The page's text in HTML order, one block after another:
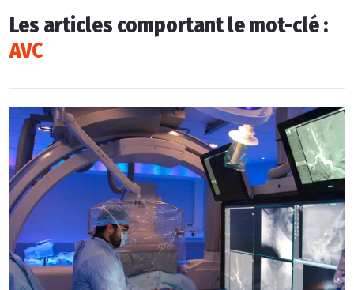
Les articles comportant le mot-clé :
AVC